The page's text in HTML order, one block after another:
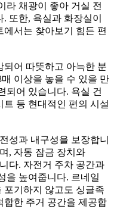
라 채광이 좋아 거실 전
또한, 욕실과 화장실이
서는 찾아보기 힘든 편
되어 따뜻하고 아늑한 분
이상을 놓을 수 있을 만
되어 있습니다. 욕실 건
등 현대적인 편의 시설
성과 내구성을 보장합니
, 자동 잠금 장치와
다. 자전거 주차 공간과
을 높여줍니다. 르네일
포기하지 않고도 싱글족
합한 주거 공간을 제공합